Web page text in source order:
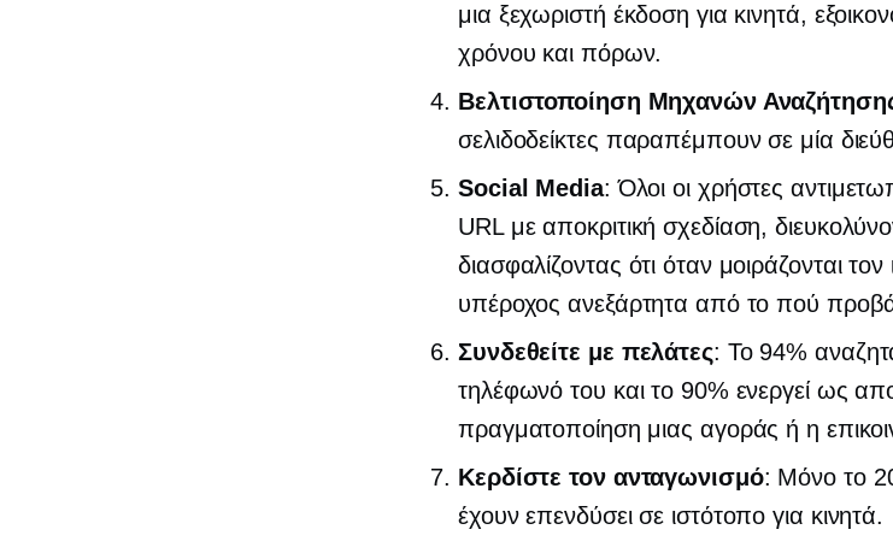
μια ξεχωριστή έκδοση για κινητά,
χρόνου και πόρων.
Βελτιστοποίηση Μηχανών
σελιδοδείκτες παραπέμπουν σε μία
Social Media: Όλοι οι χρήστες
URL με αποκριτική σχεδίαση,
διασφαλίζοντας ότι όταν μοιράζονται
υπέροχος ανεξάρτητα από το πού
Συνδεθείτε με πελάτες: Το 94%
τηλέφωνό του και το 90% ενεργεί ως
πραγματοποίηση μιας αγοράς ή η
Κερδίστε τον ανταγωνισμό: Μόνο το
έχουν επενδύσει σε ιστότοπο για κινητά.